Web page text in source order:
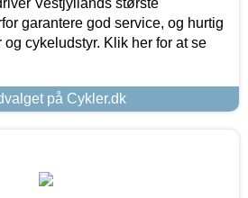
garantere god service, og hurtig
og cykeludstyr. Klik her for at se
på Cykler.dk